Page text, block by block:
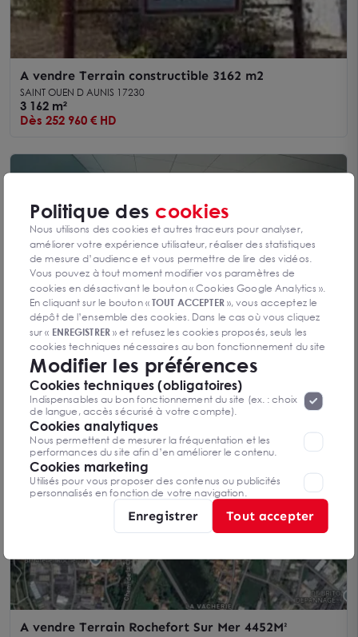
A vendre Terrain constructible 3162 m2
SAINT OUEN D AUNIS 17230
3 162 m²
Dès 252 960 € HD
A VENDRE Terrain ZAC d'Aytré 2 497 m2 -
AYTRE 17440
2 497 m²
Dès 950 000 € HD
A vendre Terrain Rochefort Sur Mer 4452M²
Politique des cookies
Nous utilisons des cookies et autres traceurs pour analyser,
améliorer votre expérience utilisateur, réaliser des statistiques
de mesure d’audience et vous permettre de lire des vidéos.
Vous pouvez à tout moment modifier vos paramètres de
cookies en désactivant le bouton « Cookies Google Analytics ».
En cliquant sur le bouton «TOUT ACCEPTER», vous acceptez le
dépôt de l’ensemble des cookies. Dans le cas où vous cliquez
sur « ENREGISTRER» et refusez les cookies proposés, seuls les
cookies techniques nécessaires au bon fonctionnement du site
seront déposés. Pour plus d’informations, vous pouvez consulter
«Protection des données à caractère
personnel ».Lorsque vous naviguez sur notre site internet, il
peut être amenée à déposer des cookies. Vous avez la
possibilité de désactiver les cookies, ces réglages ne seront
valables que sur le navigateur que vous utilisez actuellement
Modifier les préférences
Cookies techniques (obligatoires)
Indispensables au bon fonctionnement du site (ex. : choix
de langue, accès sécurisé à votre compte).
Cookies analytiques
Nous permettent de mesurer la fréquentation et les
performances du site afin d’en améliorer le contenu.
Cookies marketing
Utilisés pour vous proposer des contenus ou publicités
personnalisés en fonction de votre navigation.
Enregistrer Tout accepter